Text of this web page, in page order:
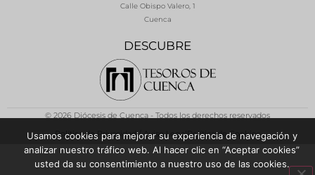
DESCUBRE
Calle Obispo Valero, 1
Cuenca
© 2026 Diócesis de Cuenca - Todos los derechos reservados
Política de Privacidad / Aviso LegalPolítica de Cookies
Usamos cookies para mejorar su experiencia de navegación y
analizar nuestro tráfico web. Al hacer clic en “Aceptar cookies”
usted da su consentimiento a nuestro uso de las cookies.